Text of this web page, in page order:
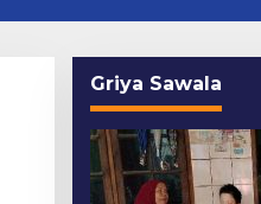
Griya Sawala